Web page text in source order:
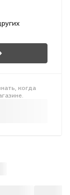
когда